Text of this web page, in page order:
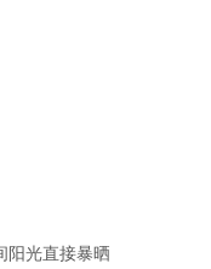
阳光直接暴晒